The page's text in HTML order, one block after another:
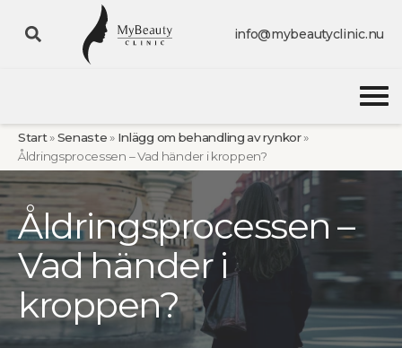
info@mybeautyclinic.nu
Start »Senaste » Inlägg om behandling av rynkor»
Åldringsprocessen – Vad händer i kroppen?
Åldringsprocessen –
Vad händer i
kroppen?